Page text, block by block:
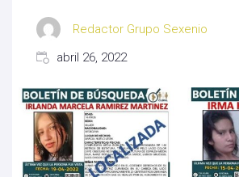
Redactor Grupo Sexenio
abril 26, 2022